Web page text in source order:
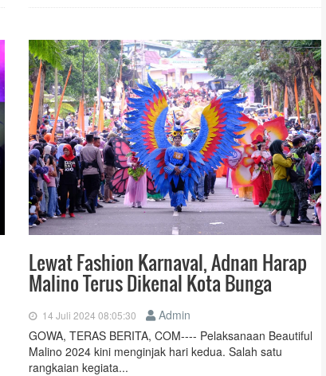
Lewat Fashion Karnaval, Adnan Harap
Malino Terus Dikenal Kota Bunga
14 Juli 2024 08:05:30
Admin
GOWA, TERAS BERITA, COM---- Pelaksanaan Beautiful
Malino 2024 kini menginjak hari kedua. Salah satu
rangkaian kegiata...